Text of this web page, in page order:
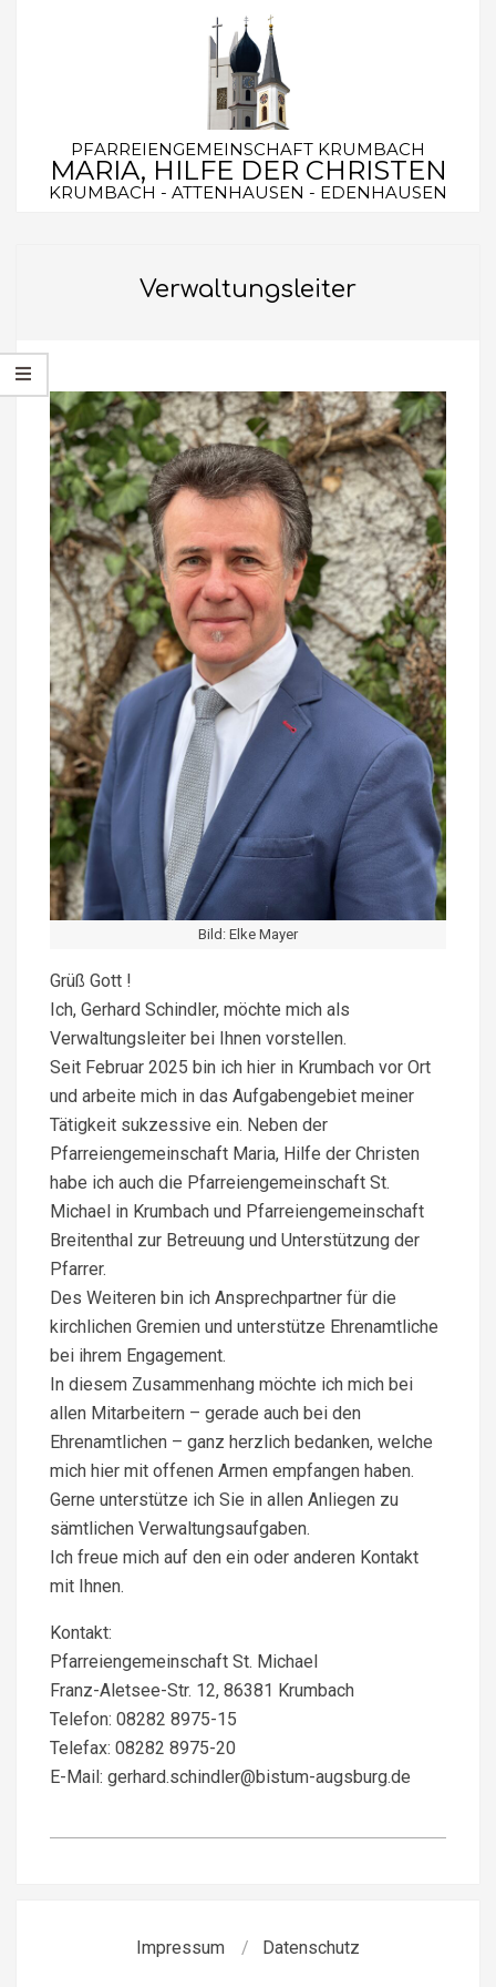
PFARREIENGEMEINSCHAFT KRUMBACH
MARIA, HILFE DER CHRISTEN
KRUMBACH - ATTENHAUSEN - EDENHAUSEN
Verwaltungsleiter
Bild: Elke Mayer
Grüß Gott !
Ich, Gerhard Schindler, möchte mich als
Verwaltungsleiter bei Ihnen vorstellen.
Seit Februar 2025 bin ich hier in Krumbach vor Ort
und arbeite mich in das Aufgabengebiet meiner
Tätigkeit sukzessive ein. Neben der
Pfarreiengemeinschaft Maria, Hilfe der Christen
habe ich auch die Pfarreiengemeinschaft St.
Michael in Krumbach und Pfarreiengemeinschaft
Breitenthal zur Betreuung und Unterstützung der
Pfarrer.
Des Weiteren bin ich Ansprechpartner für die
kirchlichen Gremien und unterstütze Ehrenamtliche
bei ihrem Engagement.
In diesem Zusammenhang möchte ich mich bei
allen Mitarbeitern – gerade auch bei den
Ehrenamtlichen – ganz herzlich bedanken, welche
mich hier mit offenen Armen empfangen haben.
Gerne unterstütze ich Sie in allen Anliegen zu
sämtlichen Verwaltungsaufgaben.
Ich freue mich auf den ein oder anderen Kontakt
mit Ihnen.
Kontakt:
Pfarreiengemeinschaft St. Michael
Franz-Aletsee-Str. 12, 86381 Krumbach
Telefon: 08282 8975-15
Telefax: 08282 8975-20
E-Mail: gerhard.schindler@bistum-augsburg.de
Impressum
Datenschutz